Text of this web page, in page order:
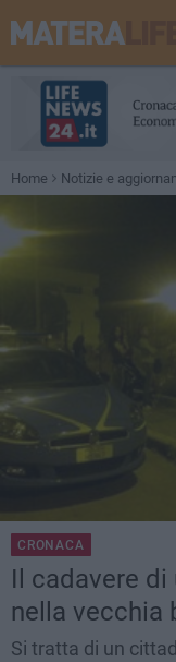
Home Notizie e
CRONACA
Il cadavere
nella vecchia
Si tratta di un